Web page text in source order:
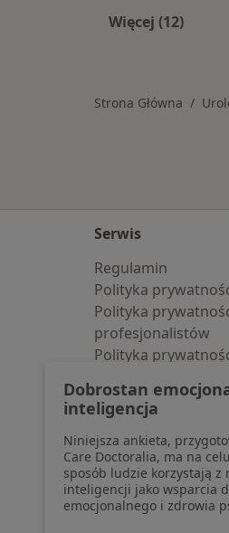
Więcej (12)
Strona Główna
Serwis
Regulamin
Polityka
Polityka
profesjonalistów
Polityka
pozyskaliśmy
Polityka cookies
Jak działają wyniki
Dostępność
O nas
Praca Rekrutujemy!
Dobrostan
inteligencja
Niniejsza ankieta,
Care Doctoralia, ma na
sposób ludzie korzystają z
inteligencji jako wsparcia
emocjonalnego i zdrowia